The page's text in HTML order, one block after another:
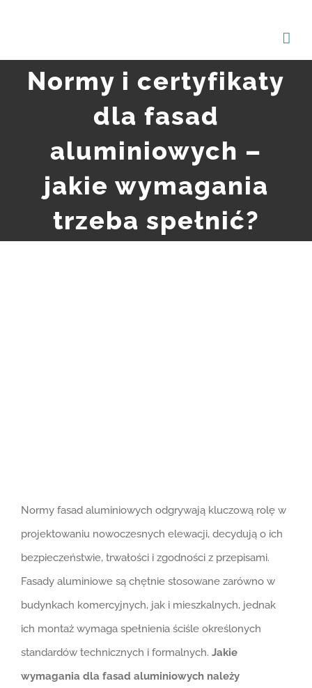
zawartości
Normy i certyfikaty
dla fasad
aluminiowych –
jakie wymagania
trzeba spełnić?
Normy fasad aluminiowych odgrywają kluczową rolę w
projektowaniu nowoczesnych elewacji, decydują o ich
bezpieczeństwie, trwałości i zgodności z przepisami.
Fasady aluminiowe są chętnie stosowane zarówno w
budynkach komercyjnych, jak i mieszkalnych, jednak
ich montaż wymaga spełnienia ściśle określonych
standardów technicznych i formalnych. Jakie
wymagania dla fasad aluminiowych należy